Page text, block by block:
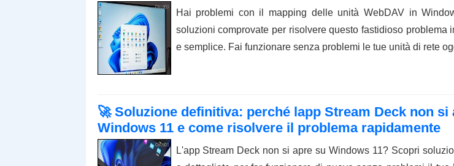
Hai problemi con il mapping delle unità WebDAV in
soluzioni comprovate per risolvere questo fastidioso problema
e semplice. Fai funzionare senza problemi le tue unità di rete
🚀 Soluzione definitiva: perché lapp Stream Deck non si
Windows 11 e come risolvere il problema rapidamente
L'app Stream Deck non si apre su Windows 11? Scopri